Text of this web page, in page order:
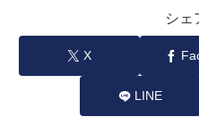
シェ
X
LINE